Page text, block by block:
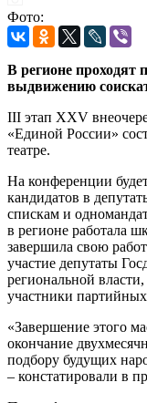
Фото:
В регионе проходят
выдвижению
III этап XXV
«Единой России»
театре.
На конференции
кандидатов в
спискам и
в регионе работала
завершила свою
участие депутаты
региональной
участники
«Завершение этого
окончание
подбору будущих
– констатировали в